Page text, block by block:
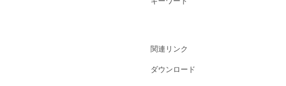
関連リンク
ダウンロード